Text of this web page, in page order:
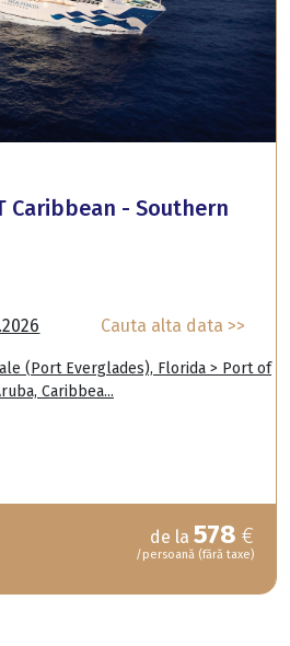
Caribbean - Southern
Cauta alta data >>
(Port Everglades), Florida > Port of
Caribbea...
de la 578 €
/persoană (fără taxe)